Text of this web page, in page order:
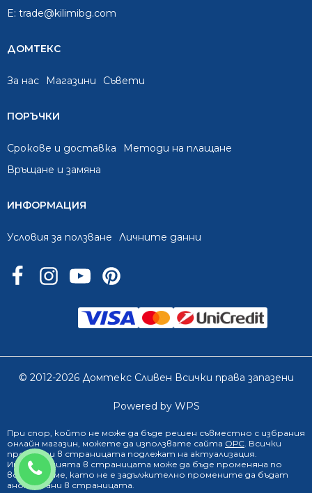
0888 249 719
E: trade@kilimibg.com
ДОМТЕКС
За нас Mагазини Съвети
ПОРЪЧКИ
Срокове и доставка
Методи на плащане
Връщане и замяна
ИНФОРМАЦИЯ
Условия за ползване Личните данни
© 2012-2026 Домтекс Сливен Всички права запазени
Powered by WPS
При спор, който не може да бъде решен съвместно с избрания
онлайн магазин, можете да използвате сайта ОРС. Всички
продукти в страницата подлежат на актуализация.
Информацията в страницата може да бъде променяна по
всяко време, като не е задължително промените да бъдат
анонсирани в страницата.